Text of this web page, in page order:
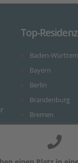
Top-
Baden-
Bayern
Berlin
Brandenburg
Bremen